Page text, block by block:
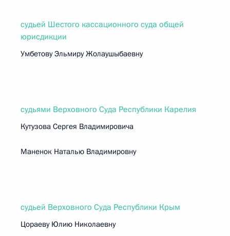
судьей Шестого кассационного суда общей
юрисдикции
Умбетову Эльмиру Жолаушыбаевну
судьями Верховного Суда Республики Карелия
Кутузова Сергея Владимировича
Маненок Наталью Владимировну
судьей Верховного Суда Республики Крым
Цораеву Юлию Николаевну